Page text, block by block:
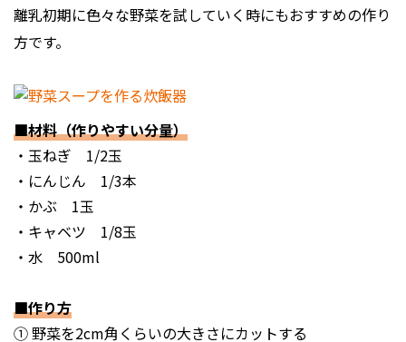
離乳初期に色々な野菜を試していく時にもおすすめの作り
方です。
■材料（作りやすい分量）
・玉ねぎ 1/2玉
・にんじん 1/3本
・かぶ 1玉
・キャベツ 1/8玉
・水 500ml
■作り方
① 野菜を2cm角くらいの大きさにカットする